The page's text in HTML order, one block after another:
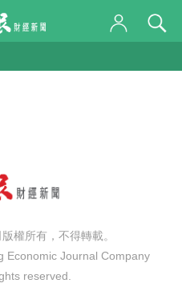
權所有，不得轉載。
Economic Journal Company
reserved.